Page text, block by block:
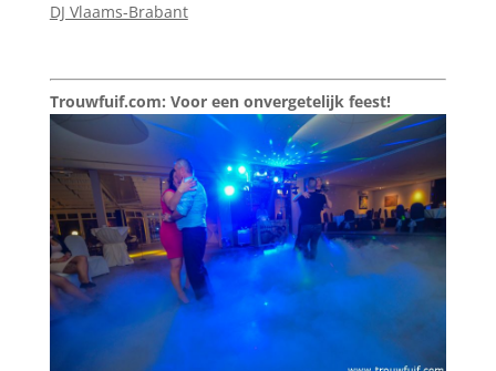
DJ Vlaams-Brabant
Trouwfuif.com: Voor een onvergetelijk feest!